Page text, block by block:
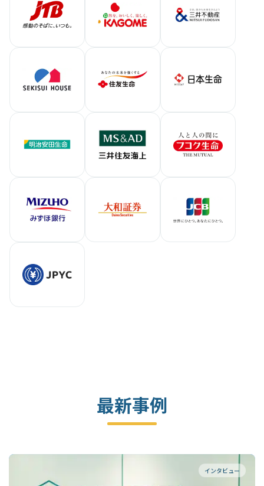
最新事例
インタビュー